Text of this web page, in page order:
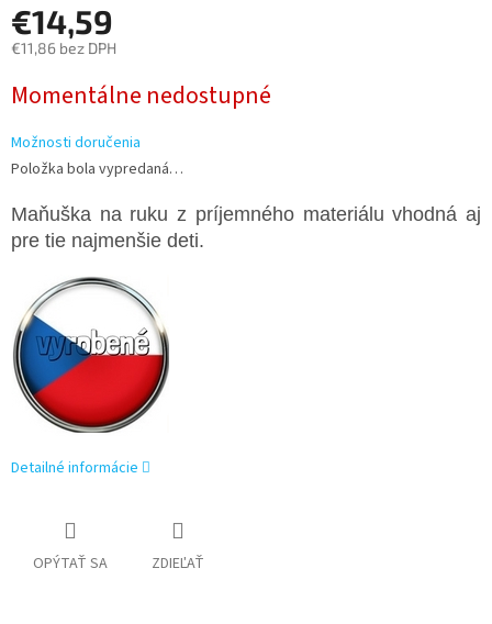
€14,59
€11,86 bez DPH
cena:
Momentálne nedostupné
Možnosti doručenia
Položka bola vypredaná…
Maňuška na ruku z príjemného materiálu vhodná aj
pre tie najmenšie deti.
Detailné informácie
OPÝTAŤ SA ZDIEĽAŤ